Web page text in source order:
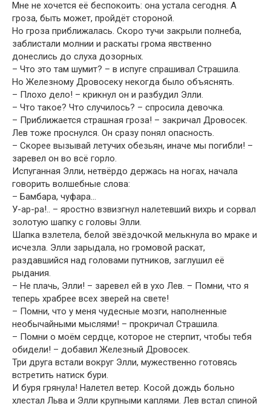
Мне не хочется её беспокоить: она устала сегодня. А
гроза, быть может, пройдёт стороной.
Но гроза приближалась. Скоро тучи закрыли полнеба,
заблистали молнии и раскаты грома явственно
донеслись до слуха дозорных.
– Что это там шумит? – в испуге спрашивал Страшила.
Но Железному Дровосеку некогда было объяснять.
– Плохо дело! – крикнул он и разбудил Элли.
– Что такое? Что случилось? – спросила девочка.
– Приближается страшная гроза! – закричал Дровосек.
Лев тоже проснулся. Он сразу понял опасность.
– Скорее вызывай летучих обезьян, иначе мы погибли! –
заревел он во всё горло.
Испуганная Элли, нетвёрдо держась на ногах, начала
говорить волшебные слова:
– Бамбара, чуфара…
У-ар-ра!.. – яростно взвизгнул налетевший вихрь и сорвал
золотую шапку с головы Элли.
Шапка взлетела, белой звёздочкой мелькнула во мраке и
исчезла. Элли зарыдала, но громовой раскат,
раздавшийся над головами путников, заглушил её
рыдания.
– Не плачь, Элли! – заревел ей в ухо Лев. – Помни, что я
теперь храбрее всех зверей на свете!
– Помни, что у меня чудесные мозги, наполненные
необычайными мыслями! – прокричал Страшила.
– Помни о моём сердце, которое не стерпит, чтобы тебя
обидели! – добавил Железный Дровосек.
Три друга встали вокруг Элли, мужественно готовясь
встретить натиск бури.
И буря грянула! Налетел ветер. Косой дождь больно
хлестал Льва и Элли крупными каплями. Лев встал спиной